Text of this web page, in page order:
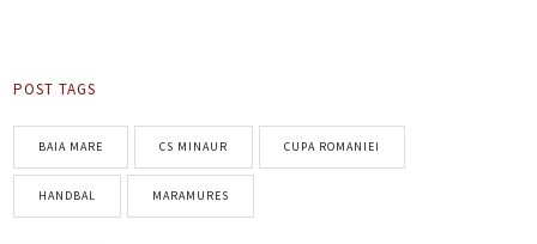
POST TAGS
BAIA MARE CS MINAUR CUPA ROMANIEI
HANDBAL MARAMURES